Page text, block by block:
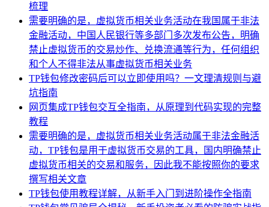
梳理
需要明确的是，虚拟货币相关业务活动在我国属于非法
金融活动，中国人民银行等多部门多次发布公告，明确
禁止虚拟货币的交易炒作、兑换流通等行为，任何组织
和个人不得非法从事虚拟货币相关业务
TP钱包修改密码后可以立即使用吗？一文理清规则与避
坑指南
网页集成TP钱包交互全指南，从原理到代码实现的完整
教程
需要明确的是，虚拟货币相关业务活动属于非法金融活
动，TP钱包是用于虚拟货币交易的工具，国内明确禁止
虚拟货币相关的交易和服务，因此我不能按照你的要求
撰写相关文章
TP钱包使用教程详解，从新手入门到进阶操作全指南